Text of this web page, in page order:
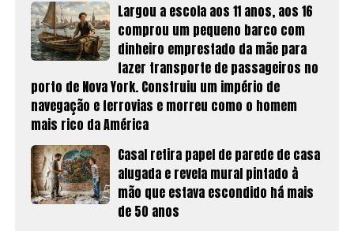
Largou a escola aos 11 anos, aos 16
comprou um pequeno barco com
dinheiro emprestado da mãe para
fazer transporte de passageiros no
porto de Nova York. Construiu um império de
navegação e ferrovias e morreu como o homem
mais rico da América
Casal retira papel de parede de casa
alugada e revela mural pintado à
mão que estava escondido há mais
de 50 anos